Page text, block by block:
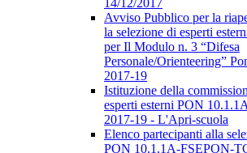
14/12/2017
Avviso Pubblico per la
la selezione di esperti
per Il Modulo n. 3 “Difesa
Personale/Orienteering”
2017-19
Istituzione della
esperti esterni PON
2017-19 - L'Apri-scuola
Elenco partecipanti alla
PON 10.1.1A-FSEPON-